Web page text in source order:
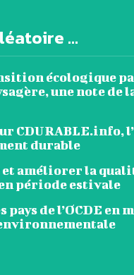
...
écologique
une note de
CDURABLE.info,
durable
améliorer la
période estivale
pays de l’OCDE en